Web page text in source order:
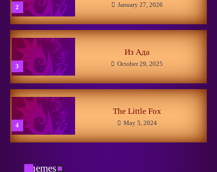
1
New Horizons
May 8, 2026
2
Linuxer’s Woes
November 11, 2025
Getting Closer to the Dream
2 January 27, 2026
3
Из Ада
October 29, 2025
4
The Little Fox
May 5, 2024
Themes